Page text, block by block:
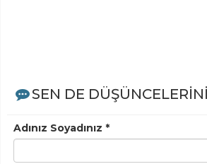
SEN DE
Adınız Soyadınız *